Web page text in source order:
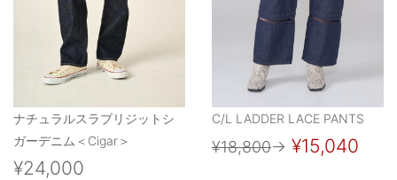
ナチュラルスラブリジットシ
ガーデニム＜Cigar＞
¥24,000
C/L LADDER LACE PANTS
¥18,800→ ¥15,040